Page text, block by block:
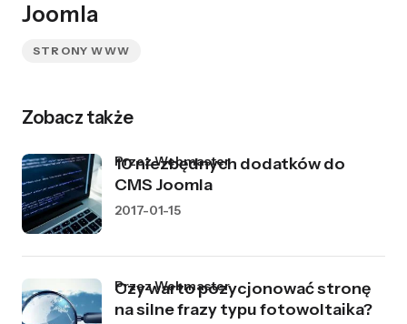
Joomla
STRONY WWW
Zobacz także
10 niezbędnych dodatków do
CMS Joomla
przez Webmaster
2017-01-15
Czy warto pozycjonować stronę
na silne frazy typu fotowoltaika?
przez Webmaster